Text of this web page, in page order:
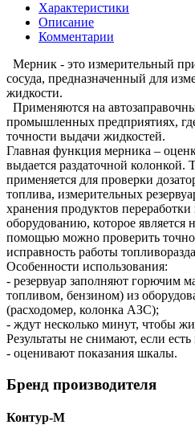
Характеристики
Описание
Комментарии
Мерник - это измерительный
сосуда, предназначенный для
жидкости.
Применяются на
промышленных предприятиях,
точности выдачи жидкостей.
Главная функция мерника –
выдается раздаточной колонкой.
применяется для проверки
топлива, измерительных
хранения продуктов
оборудованию, которое
помощью можно проверить
исправность работы
Особенности использования:
- резервуар заполняют горючим
топливом, бензином) из
(расходомер, колонка АЗС);
- ждут несколько минут, чтобы
Результаты не снимают, если есть
- оценивают показания шкалы.
Бренд производителя
Контур-М